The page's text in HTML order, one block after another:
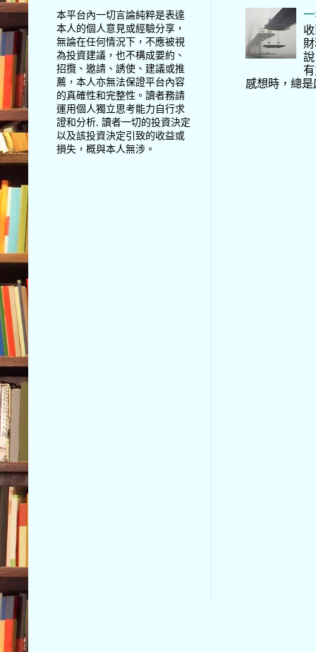
感想時，總
本平台內一切言論純粹是表達
本人的個人意見或經驗分享，
無論在任何情況下，不應被視
為投資建議，也不構成要約、
招攬、邀請、誘使、建議或推
薦，本人亦無法保證平台內容
的真確性和完整性。讀者務請
運用個人獨立思考能力自行求
證和分析, 讀者一切的投資決定
以及該投資決定引致的收益或
損失，概與本人無涉。